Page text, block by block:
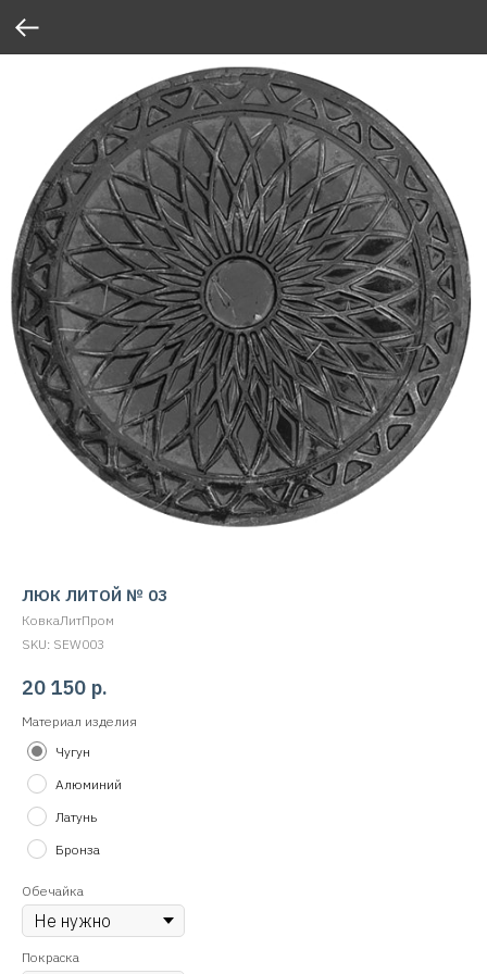
ЛЮК ЛИТОЙ № 03
КовкаЛитПром
SKU: SEW003
20 150 р.
Материал изделия
Чугун
Алюминий
Латунь
Бронза
Обечайка
Покраска